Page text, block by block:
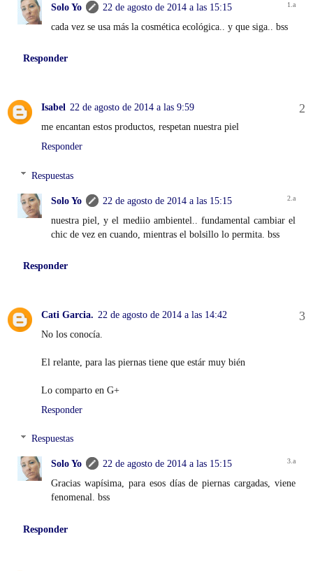
Solo Yo
22 de agosto de 2014 a las 15:15
cada vez se usa más la cosmética ecológica.. y que siga.. bss
Responder
Isabel 22 de agosto de 2014 a las 9:59
me encantan estos productos, respetan nuestra piel
Responder
Respuestas
Solo Yo
22 de agosto de 2014 a las 15:15
nuestra piel, y el mediio ambientel.. fundamental cambiar el
chic de vez en cuando, mientras el bolsillo lo permita. bss
Responder
Cati Garcia. 22 de agosto de 2014 a las 14:42
No los conocía.
El relante, para las piernas tiene que estár muy bién
Lo comparto en G+
Responder
Respuestas
Solo Yo
22 de agosto de 2014 a las 15:15
Gracias wapísima, para esos días de piernas cargadas, viene
fenomenal. bss
Responder